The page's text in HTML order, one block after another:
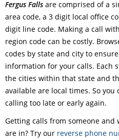
Fergus Falls are comprised of a
area code, a 3 digit local office
digit line code. Making a call
region code can be costly.
codes by state and city to
information for your calls. Each
the cities within that state and
available are local times. So you
calling too late or early again.
Getting calls from someone
are in? Try our reverse phone